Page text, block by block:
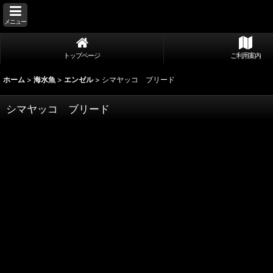
メニュー
トップページ ご利用案内
ホーム > 海水魚 > エンゼル > シマヤッコ ブリード
シマヤッコ ブリード